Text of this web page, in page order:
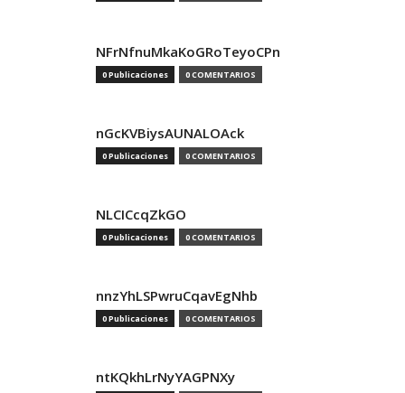
NFrNfnuMkaKoGRoTeyoCPn
0 Publicaciones 0 COMENTARIOS
nGcKVBiysAUNALOAck
0 Publicaciones 0 COMENTARIOS
NLCICcqZkGO
0 Publicaciones 0 COMENTARIOS
nnzYhLSPwruCqavEgNhb
0 Publicaciones 0 COMENTARIOS
ntKQkhLrNyYAGPNXy